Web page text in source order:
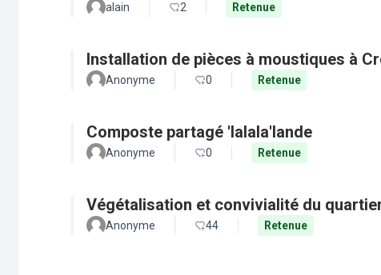
alain 2 Retenue
Installation de pièces à moustiques à
Anonyme 0 Retenue
Composte partagé 'lalala'lande
Anonyme 0 Retenue
Végétalisation et convivialité du
Anonyme 44 Retenue